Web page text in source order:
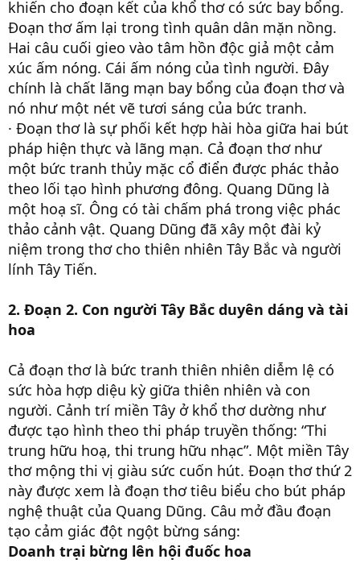
khiến cho đoạn kết của khổ thơ có sức bay bổng.
Đoạn thơ ấm lại trong tình quân dân mặn nồng.
Hai câu cuối gieo vào tâm hồn độc giả một cảm
xúc ấm nóng. Cái ấm nóng của tình người. Đây
chính là chất lãng mạn bay bổng của đoạn thơ và
nó như một nét vẽ tươi sáng của bức tranh.
· Đoạn thơ là sự phối kết hợp hài hòa giữa hai bút
pháp hiện thực và lãng mạn. Cả đoạn thơ như
một bức tranh thủy mặc cổ điển được phác thảo
theo lối tạo hình phương đông. Quang Dũng là
một hoạ sĩ. Ông có tài chấm phá trong việc phác
thảo cảnh vật. Quang Dũng đã xây một đài kỷ
niệm trong thơ cho thiên nhiên Tây Bắc và người
lính Tây Tiến.
2. Đoạn 2. Con người Tây Bắc duyên dáng và tài
hoa
Cả đoạn thơ là bức tranh thiên nhiên diễm lệ có
sức hòa hợp diệu kỳ giữa thiên nhiên và con
người. Cảnh trí miền Tây ở khổ thơ dường như
được tạo hình theo thi pháp truyền thống: “Thi
trung hữu hoạ, thi trung hữu nhạc”. Một miền Tây
thơ mộng thi vị giàu sức cuốn hút. Đoạn thơ thứ 2
này được xem là đoạn thơ tiêu biểu cho bút pháp
nghệ thuật của Quang Dũng. Câu mở đầu đoạn
tạo cảm giác đột ngột bừng sáng:
Doanh trại bừng lên hội đuốc hoa